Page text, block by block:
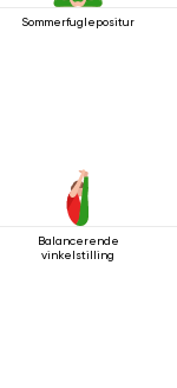
Sommerfuglepositur
Balancerende
vinkelstilling